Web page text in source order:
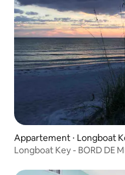
Appartement ⋅ Longboat
Longboat Key - BORD DE